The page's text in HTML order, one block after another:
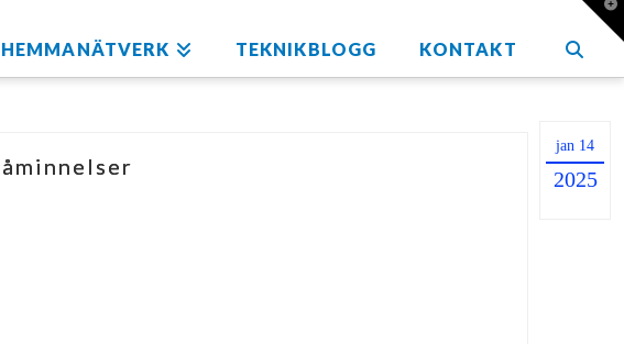
HEMMANÄTVERK TEKNIKBLOGG KONTAKT
jan 14
2025